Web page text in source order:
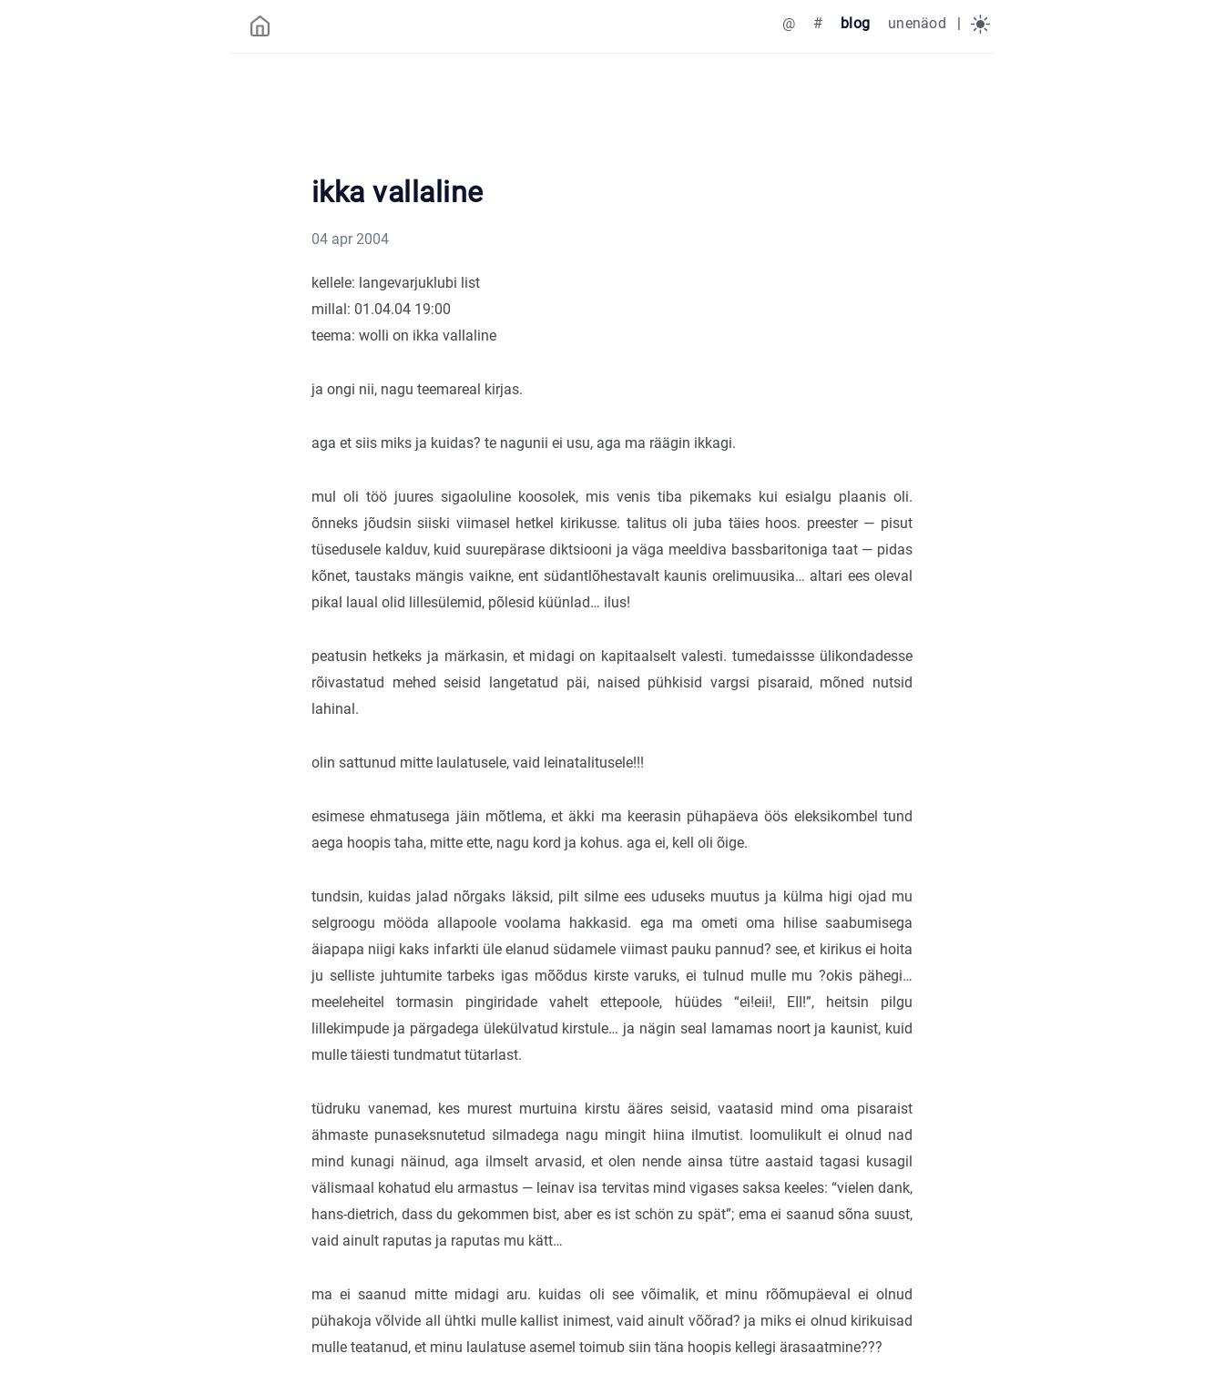
@ # blog unenäod |
ikka vallaline
04 apr 2004
kellele: langevarjuklubi list
millal: 01.04.04 19:00
teema: wolli on ikka vallaline
ja ongi nii, nagu teemareal kirjas.
aga et siis miks ja kuidas? te nagunii ei usu, aga ma räägin ikkagi.
mul oli töö juures sigaoluline koosolek, mis venis tiba pikemaks kui esialgu plaanis oli.
õnneks jõudsin siiski viimasel hetkel kirikusse. talitus oli juba täies hoos. preester — pisut
tüsedusele kalduv, kuid suurepärase diktsiooni ja väga meeldiva bassbaritoniga taat — pidas
kõnet, taustaks mängis vaikne, ent südantlõhestavalt kaunis orelimuusika… altari ees oleval
pikal laual olid lillesülemid, põlesid küünlad… ilus!
peatusin hetkeks ja märkasin, et midagi on kapitaalselt valesti. tumedaissse ülikondadesse
rõivastatud mehed seisid langetatud päi, naised pühkisid vargsi pisaraid, mõned nutsid
lahinal.
olin sattunud mitte laulatusele, vaid leinatalitusele!!!
esimese ehmatusega jäin mõtlema, et äkki ma keerasin pühapäeva öös eleksikombel tund
aega hoopis taha, mitte ette, nagu kord ja kohus. aga ei, kell oli õige.
tundsin, kuidas jalad nõrgaks läksid, pilt silme ees uduseks muutus ja külma higi ojad mu
selgroogu mööda allapoole voolama hakkasid. ega ma ometi oma hilise saabumisega
äiapapa niigi kaks infarkti üle elanud südamele viimast pauku pannud? see, et kirikus ei hoita
ju selliste juhtumite tarbeks igas mõõdus kirste varuks, ei tulnud mulle mu ?okis pähegi…
meeleheitel tormasin pingiridade vahelt ettepoole, hüüdes “ei!eii!, EII!”, heitsin pilgu
lillekimpude ja pärgadega ülekülvatud kirstule… ja nägin seal lamamas noort ja kaunist, kuid
mulle täiesti tundmatut tütarlast.
tüdruku vanemad, kes murest murtuina kirstu ääres seisid, vaatasid mind oma pisaraist
ähmaste punaseksnutetud silmadega nagu mingit hiina ilmutist. loomulikult ei olnud nad
mind kunagi näinud, aga ilmselt arvasid, et olen nende ainsa tütre aastaid tagasi kusagil
välismaal kohatud elu armastus — leinav isa tervitas mind vigases saksa keeles: “vielen dank,
hans-dietrich, dass du gekommen bist, aber es ist schön zu spät”; ema ei saanud sõna suust,
vaid ainult raputas ja raputas mu kätt…
ma ei saanud mitte midagi aru. kuidas oli see võimalik, et minu rõõmupäeval ei olnud
pühakoja võlvide all ühtki mulle kallist inimest, vaid ainult võõrad? ja miks ei olnud kirikuisad
mulle teatanud, et minu laulatuse asemel toimub siin täna hoopis kellegi ärasaatmine???